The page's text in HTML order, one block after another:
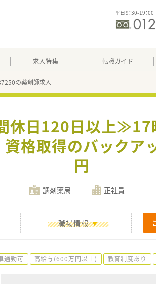
平日9：30-19：
求人特集 転職ガイド
の薬剤師求人
休日120日以上
格取得のバック
円
調剤薬局 正社員
職場情報
通勤可 高給与(600万円以上) 教育制度あり